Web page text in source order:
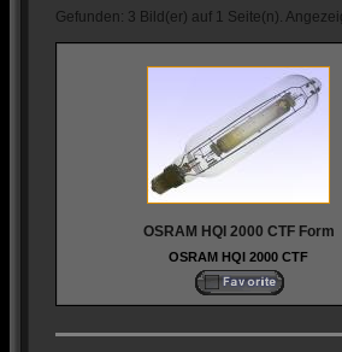
Gefunden: 3 Bild(er) auf 1 Seite(n).
OSRAM HQI 2000 CTF Form
OSRAM HQI 2000 CTF